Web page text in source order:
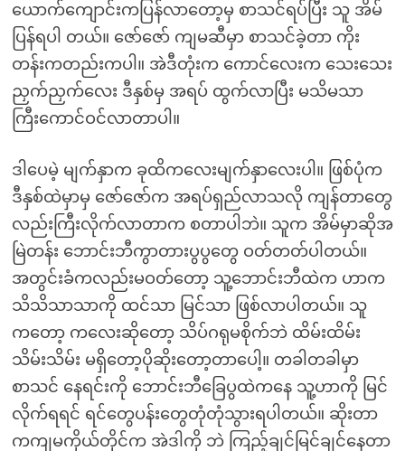
ယောက်ကျောင်းကပြန်လာတော့မှ စာသင်ရပ်ပြီး သူ အိမ်
ပြန်ရပါ တယ်။ ဇော်ဇော် ကျမဆီမှာ စာသင်ခဲ့တာ ကိုး
တန်းကတည်းကပါ။ အဲဒီတုံးက ကောင်လေးက သေးသေး
ညှက်ညှက်လေး ဒီနှစ်မှ အရပ် ထွက်လာပြီး မသိမသာ
ကြီးကောင်ဝင်လာတာပါ။
ဒါပေမဲ့ မျက်နှာက ခုထိကလေးမျက်နှာလေးပါ။ ဖြစ်ပုံက
ဒီနှစ်ထဲမှာမှ ဇော်ဇော်က အရပ်ရှည်လာသလို ကျန်တာတွေ
လည်းကြီးလိုက်လာတာက စတာပါဘဲ။ သူက အိမ်မှာဆိုအ
မြဲတန်း ဘောင်းဘီကွာတားပွပွတွေ ဝတ်တတ်ပါတယ်။
အတွင်းခံကလည်းမဝတ်တော့ သူ့ဘောင်းဘီထဲက ဟာက
သိသိသာသာကို ထင်သာ မြင်သာ ဖြစ်လာပါတယ်။ သူ
ကတော့ ကလေးဆိုတော့ သိပ်ဂရုမစိုက်ဘဲ ထိမ်းထိမ်း
သိမ်းသိမ်း မရှိတော့ပိုဆိုးတော့တာပေါ့။ တခါတခါမှာ
စာသင် နေရင်းကို ဘောင်းဘီခြေပွထဲကနေ သူ့ဟာကို မြင်
လိုက်ရရင် ရင်တွေပန်းတွေတုံတုံသွားရပါတယ်။ ဆိုးတာ
ကကျမကိုယ်တိုင်က အဲဒါကို ဘဲ ကြည့်ချင်မြင်ချင်နေတာ